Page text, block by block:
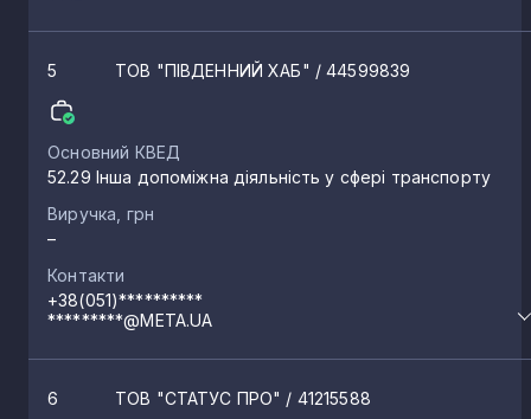
5 ТОВ "ПІВДЕННИЙ ХАБ" / 44599839
Основний КВЕД
52.29 Інша допоміжна діяльність у сфері транспорту
Виручка, грн
–
Контакти
+38(051)**********
*********@META.UA
6 ТОВ "СТАТУС ПРО" / 41215588